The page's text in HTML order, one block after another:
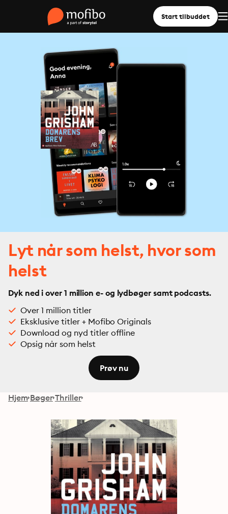
Start tilbuddet
Lyt når som helst, hvor som
helst
Dyk ned i over 1 million e- og lydbøger samt podcasts.
Over 1 million titler
Eksklusive titler + Mofibo Originals
Download og nyd titler offline
Opsig når som helst
Prøv nu
Hjem Bøger Thriller